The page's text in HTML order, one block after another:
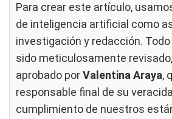
Para crear este artículo,
de inteligencia artificial como
investigación y redacción.
sido meticulosamente
aprobado porValentina Araya,
responsable final de su
cumplimiento de nuestros